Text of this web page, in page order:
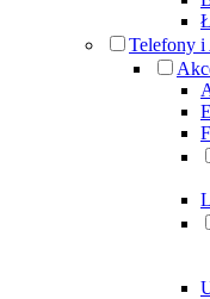
Telefony i